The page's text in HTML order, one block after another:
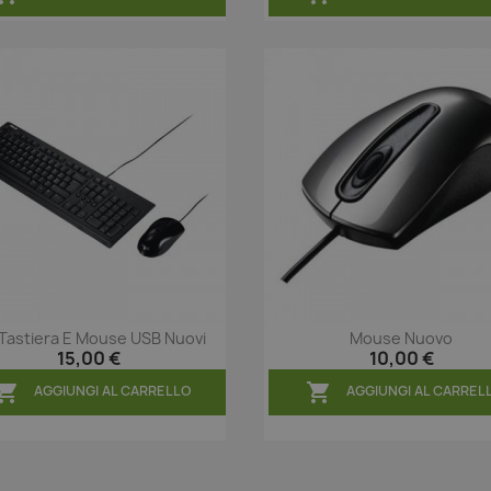
Anteprima
E Mouse USB Nuovi
15,00 €
AGGIUNGI AL CARRELLO
Anteprima
Mouse Nuovo
10,00 €
 AGGIUNGI AL